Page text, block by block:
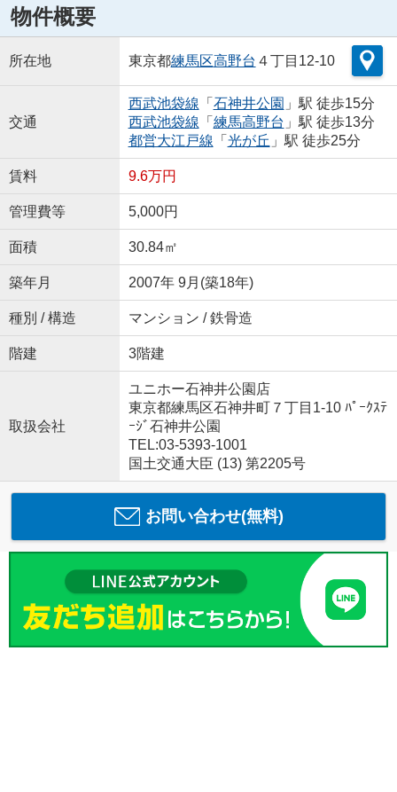
物件概要
所在地 東京都練馬区高野台 ４丁目12-10
交通
西武池袋線 「 石神井公園 」駅 徒歩15分
西武池袋線 「 練馬高野台 」駅 徒歩13分
都営大江戸線 「 光が丘 」駅 徒歩25分
賃料 9.6万円
管理費等 5,000円
面積 30.84㎡
築年月 2007年 9月(築18年)
種別 / 構造 マンション / 鉄骨造
階建 3階建
取扱会社
ユニホー石神井公園店
東京都練馬区石神井町７丁目1-10 ﾊﾟｰｸｽﾃ
ｰｼﾞ石神井公園
TEL:03-5393-1001
国土交通大臣 (13) 第2205号
お問い合わせ(無料)